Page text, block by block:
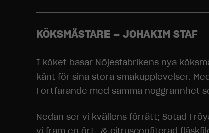
KÖKSMÄSTARE – JOHAKIM STAF
I köket basar Nöjesfabrikens nya
känt för sina stora smakupplevelser.
Fortfarande med samma noggrannhet
Nedan ser vi kvällens förrätt; Sotad
vi fram en ört- & citrusconfiterad